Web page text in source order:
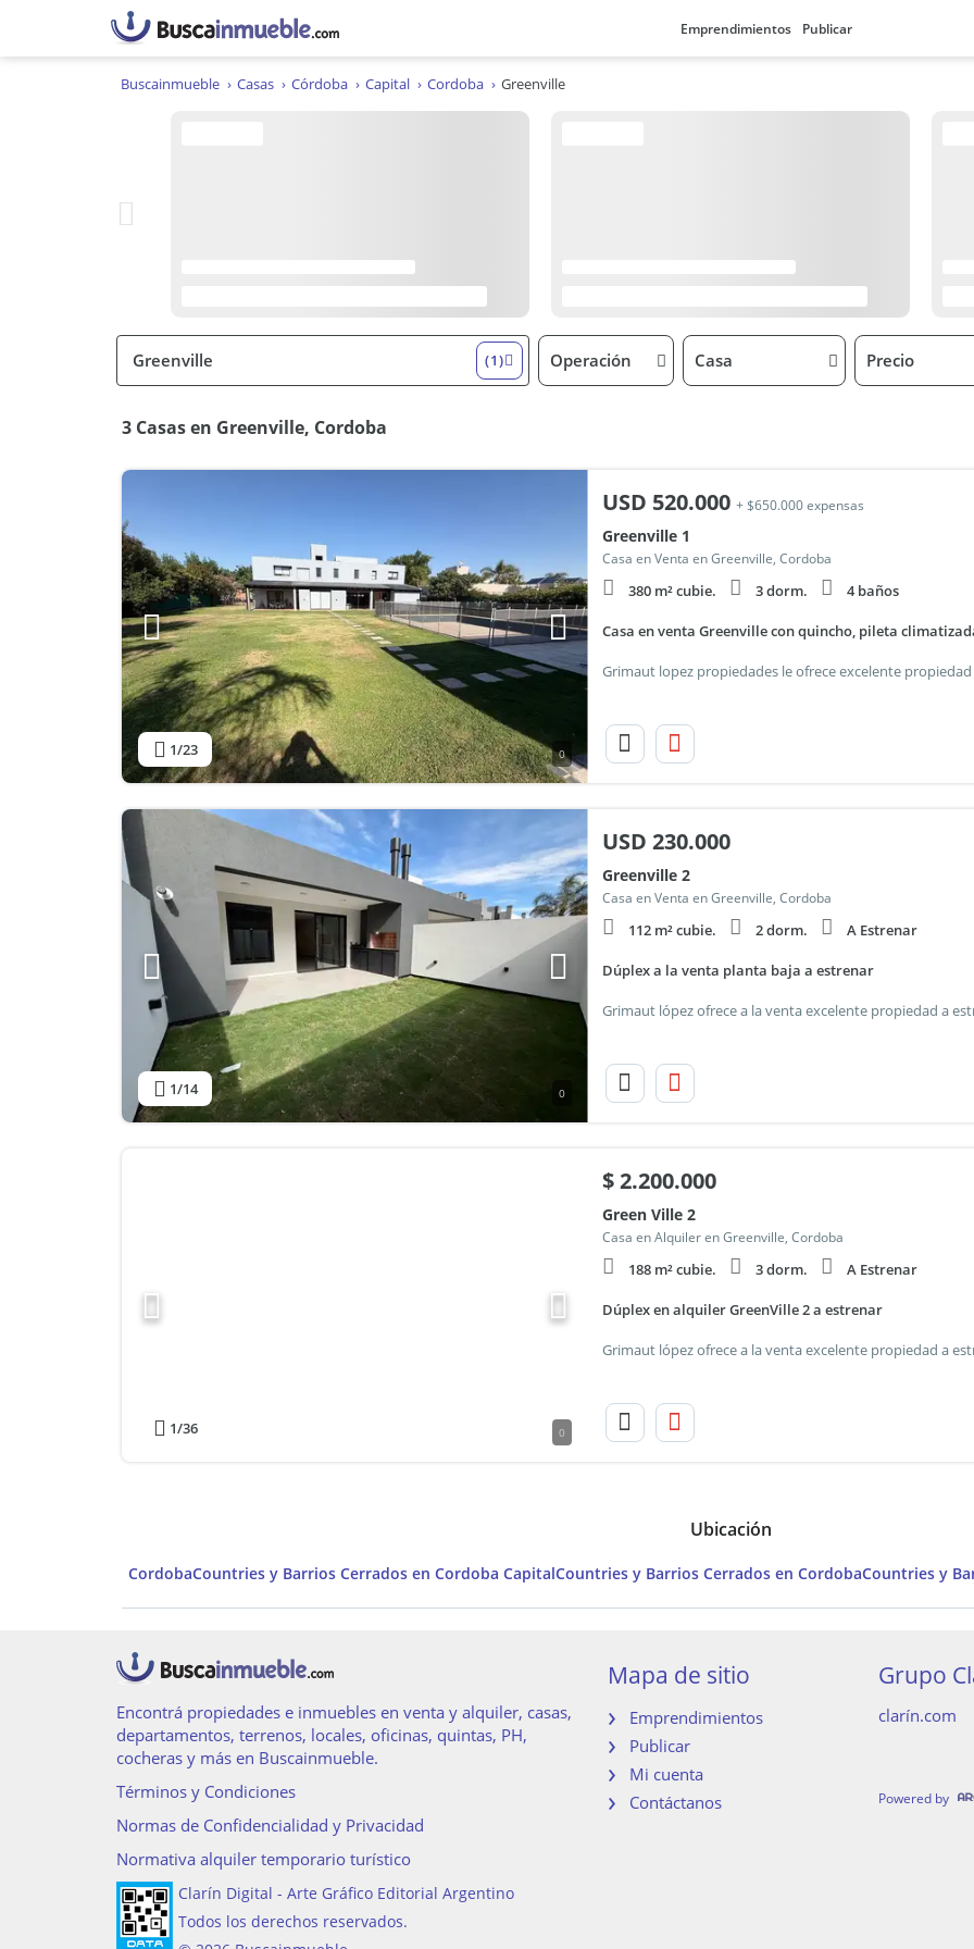
Emprendimientos Publicar
Buscainmueble Casas Córdoba Capital Cordoba Greenville
(1) Operación Casa Precio
3 Casas en Greenville, Cordoba
1/23 0
USD 520.000 + $650.000 expensas
Greenville 1
Casa en Venta en Greenville, Cordoba
380 m² cubie. 3 dorm. 4 baños
Casa en venta Greenville con quincho, pileta
1/14 0
USD 230.000
Greenville 2
Casa en Venta en Greenville, Cordoba
112 m² cubie. 2 dorm. A Estrenar
Dúplex a la venta planta baja a estrenar
1/36 0
$2.200.000
Green Ville 2
Casa en Alquiler en Greenville, Cordoba
188 m² cubie. 3 dorm. A Estrenar
Dúplex en alquiler GreenVille 2 a estrenar
Ubicación
CordobaCountries y Barrios Cerrados en Cordoba CapitalCountries y Barrios Cerrados en CordobaCountries y
Encontrá propiedades e inmuebles en venta y alquiler, casas,
departamentos, terrenos, locales, oficinas, quintas, PH,
cocheras y más en Buscainmueble.
Términos y Condiciones
Normas de Confidencialidad y Privacidad
Normativa alquiler temporario turístico
Clarín Digital - Arte Gráfico Editorial Argentino
Todos los derechos reservados.
Mapa de sitio
Emprendimientos
Publicar
Mi cuenta
Contáctanos
Grupo
clarín.com
Powered by